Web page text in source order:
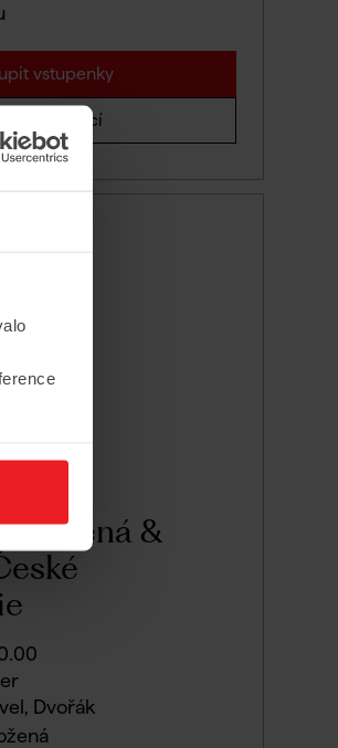
vstupenky
informací
Kožená &
Dvořák